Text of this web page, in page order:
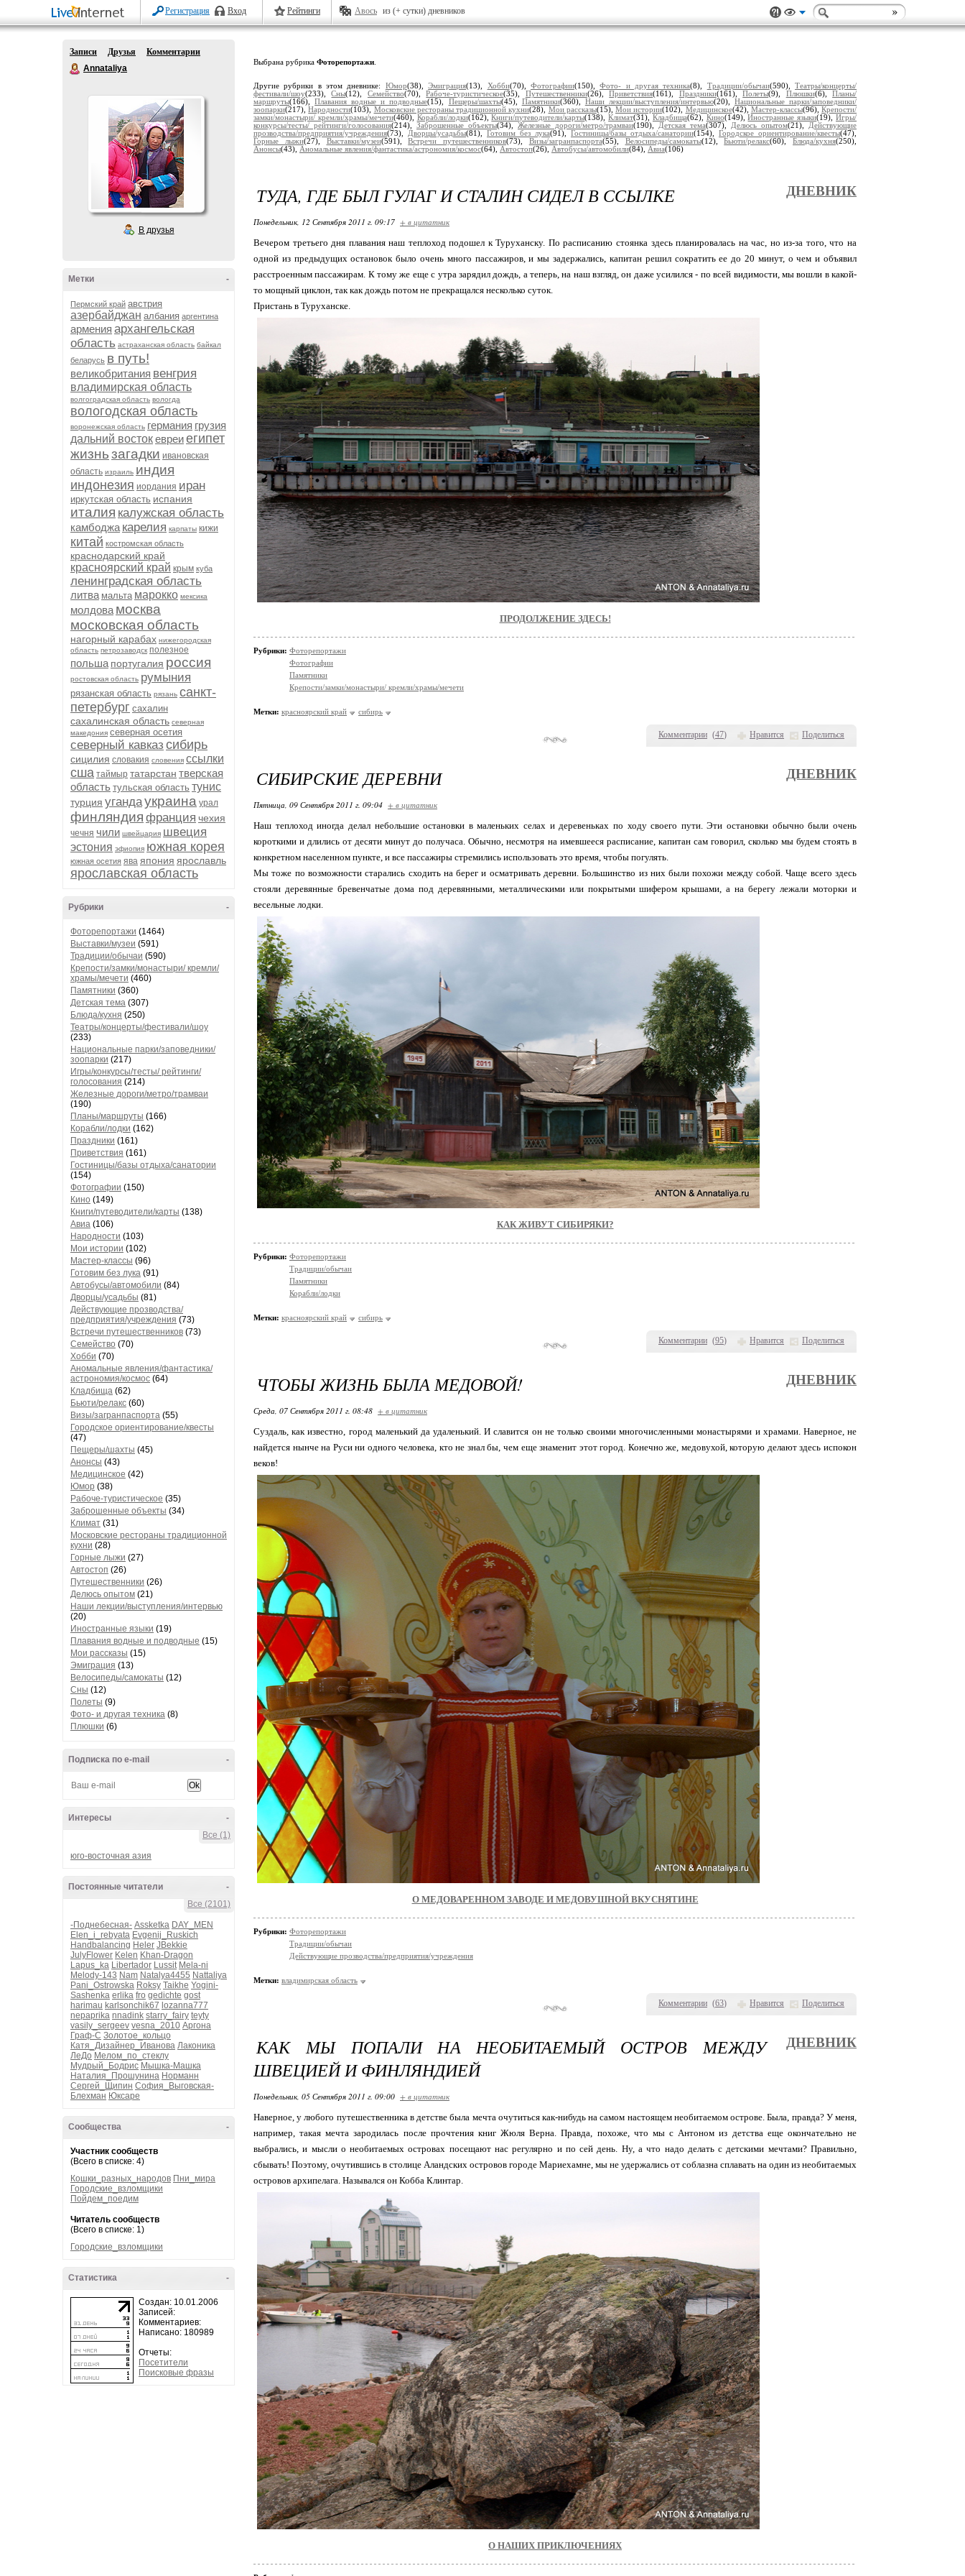
Регистрация Вход Рейтинги Авось из (+ сутки) дневников
Записи Друзья
Комментарии
Annataliya
В друзья
-
Метки
Пермский край австрия
азербайджан албания аргентина
армения архангельская
область астраханская область байкал
беларусь в путь!
великобритания венгрия
владимирская область
волгоградская область вологда
вологодская область
воронежская область германия грузия
дальний востокевреиегипет
жизньзагадки ивановская
область израиль индия
индонезия иордания иран
иркутская область испания
италия калужская область
камбоджа карелия карпаты кижи
китай костромская область
краснодарский край
красноярский край крым куба
ленинградская область
литва мальта марокко мексика
молдова москва
московская область
нагорный карабах нижегородская
область петрозаводск полезное
польша португалия россия
ростовская область румыния
рязанская область рязань санкт-
петербург сахалин
сахалинская область северная
македония северная осетия
северный кавказ сибирь
сицилия словакия словения ссылки
сша таймыр татарстан тверская
область тульская область тунис
турция угандаукраина урал
финляндия франция чехия
чечня чили швейцария швеция
эстония эфиопия южная корея
южная осетия ява япония ярославль
ярославская область
-
Рубрики
Фоторепортажи (1464)
Выставки/музеи (591)
Традиции/обычаи (590)
Крепости/замки/монастыри/ кремли/
храмы/мечети (460)
Памятники (360)
Детская тема (307)
Блюда/кухня (250)
Театры/концерты/фестивали/шоу
(233)
Национальные парки/заповедники/
зоопарки (217)
Игры/конкурсы/тесты/ рейтинги/
голосования (214)
Железные дороги/метро/трамваи
(190)
Планы/маршруты (166)
Корабли/лодки (162)
Праздники (161)
Приветствия (161)
Гостиницы/базы отдыха/санатории
(154)
Фотографии (150)
Кино (149)
Книги/путеводители/карты (138)
Авиа (106)
Народности (103)
Мои истории (102)
Мастер-классы (96)
Готовим без лука (91)
Автобусы/автомобили (84)
Дворцы/усадьбы (81)
Действующие прозводства/
предприятия/учреждения (73)
Встречи путешественников (73)
Семейство (70)
Хобби (70)
Аномальные явления/фантастика/
астрономия/космос (64)
Кладбища (62)
Бьюти/релакс (60)
Визы/загранпаспорта (55)
Городское ориентирование/квесты
(47)
Пещеры/шахты (45)
Анонсы (43)
Медицинское (42)
Юмор (38)
Рабоче-туристическое (35)
Заброшенные объекты (34)
Климат (31)
Московские рестораны традиционной
кухни (28)
Горные лыжи (27)
Автостоп (26)
Путешественники (26)
Делюсь опытом (21)
Наши лекции/выступления/интервью
(20)
Иностранные языки (19)
Плавания водные и подводные (15)
Мои рассказы (15)
Эмиграция (13)
Велосипеды/самокаты (12)
Сны (12)
Полеты (9)
Фото- и другая техника (8)
Плюшки (6)
-
Подписка по e-mail
-
Интересы
Все (1)
юго-восточная азия
-
Постоянные читатели
Все (2101)
-Поднебесная- Assketka DAY_MEN
Elen_i_rebyata Evgenij_Ruskich
Handbalancing Heler JBekkie
JulyFlower Kelen Khan-Dragon
Lapus_ka Libertador Lussit Mela-ni
Melody-143 Nam Natalya4455 Nattaliya
Pani_Ostrowska Roksy Taikhe Yogini-
Sashenka erlika fro gedichte gost
harimau karlsonchik67 lozanna777
nepaprika nnadink starry_fairy teyty
vasily_sergeev vesna_2010 Аргона
Граф-С Золотое_кольцо
Катя_Дизайнер_Иванова Лаконика
ЛеДо Мелом_по_стеклу
Мудрый_Бодрис Мышка-Машка
Наталия_Прошунина Норманн
Сергей_Щипин София_Выговская-
Блехман Юксаре
-
Сообщества
Участник сообществ
(Всего в списке: 4)
Кошки_разных_народов Пни_мира
Городские_взломщики
Пойдем_поедим
Читатель сообществ
(Всего в списке: 1)
Городские_взломщики
-
Статистика
Создан: 10.01.2006
Записей:
Комментариев:
Написано: 180989
Отчеты:
Посетители
Поисковые фразы
Выбрана рубрика Фоторепортажи
Другие рубрики в этом дневнике: Юмор(38),Эмиграция(13), Хобби(70), Фотографии(150),Фото- и другая техника(8), Традиции/обычаи(590),Театры/концерты/
фестивали/шоу(233),Сны(12), Семейство(70),Рабоче-туристическое(35), Путешественники(26),Приветствия(161), Праздники(161),Полеты(9), Плюшки(6),Планы/
маршруты(166),Плавания водные и подводные(15), Пещеры/шахты(45), Памятники(360), Наши лекции/выступления/интервью(20), Национальные парки/заповедники/
зоопарки(217),Народности(103), Московские рестораны традиционной кухни(28), Мои рассказы(15), Мои истории(102), Медицинское(42), Мастер-классы(96), Крепости/
замки/монастыри/ кремли/храмы/мечети(460), Корабли/лодки(162),Книги/путеводители/карты(138),Климат(31), Кладбища(62), Кино(149),Иностранные языки(19),Игры/
конкурсы/тесты/ рейтинги/голосования(214), Заброшенные объекты(34), Железные дороги/метро/трамваи(190), Детская тема(307), Делюсь опытом(21), Действующие
прозводства/предприятия/учреждения(73), Дворцы/усадьбы(81), Готовим без лука(91), Гостиницы/базы отдыха/санатории(154), Городское ориентирование/квесты(47),
Горные лыжи(27), Выставки/музеи(591),Встречи путешественников(73), Визы/загранпаспорта(55), Велосипеды/самокаты(12),Бьюти/релакс(60), Блюда/кухня(250),
Анонсы(43), Аномальные явления/фантастика/астрономия/космос(64), Автостоп(26), Автобусы/автомобили(84), Авиа(106)
Комментарии (47) Нравится Поделиться
ТУДА, ГДЕ БЫЛ ГУЛАГ И СТАЛИН СИДЕЛ В ССЫЛКЕ ДНЕВНИК
Понедельник, 12 Сентября 2011 г. 09:17 + в цитатник
Вечером третьего дня плавания наш теплоход подошел к Туруханску. По расписанию стоянка здесь планировалась на час, но из-за того, что на
одной из предыдущих остановок было очень много пассажиров, и мы задержались, капитан решил сократить ее до 20 минут, о чем и объявил
расстроенным пассажирам. К тому же еще с утра зарядил дождь, а теперь, на наш взгляд, он даже усилился - по всей видимости, мы вошли в какой-
то мощный циклон, так как дождь потом не прекращался несколько суток.
Пристань в Туруханске.
ПРОДОЛЖЕНИЕ ЗДЕСЬ!
Рубрики: Фоторепортажи
Фотографии
Памятники
Крепости/замки/монастыри/ кремли/храмы/мечети
Метки: красноярский край сибирь
Комментарии (95) Нравится Поделиться
СИБИРСКИЕ ДЕРЕВНИ ДНЕВНИК
Пятница, 09 Сентября 2011 г. 09:04 + в цитатник
Наш теплоход иногда делал небольшие остановки в маленьких селах и деревеньках по ходу своего пути. Эти остановки обычно были очень
короткими и длились от десяти минут до получаса. Обычно, несмотря на имевшееся расписание, капитан сам говорил, сколько мы будем стоять в
конкретном населенном пункте, и все пассажиры стремились использовать это время, чтобы погулять.
Мы тоже по возможности старались сходить на берег и осматривать деревни. Большинство из них были похожи между собой. Чаще всего здесь
стояли деревянные бревенчатые дома под деревянными, металлическими или покрытыми шифером крышами, а на берегу лежали моторки и
весельные лодки.
КАК ЖИВУТ СИБИРЯКИ?
Рубрики: Фоторепортажи
Традиции/обычаи
Памятники
Корабли/лодки
Метки: красноярский край сибирь
Комментарии (63) Нравится Поделиться
ЧТОБЫ ЖИЗНЬ БЫЛА МЕДОВОЙ! ДНЕВНИК
Среда, 07 Сентября 2011 г. 08:48 + в цитатник
Суздаль, как известно, город маленький да удаленький. И славится он не только своими многочисленными монастырями и храмами. Наверное, не
найдется нынче на Руси ни одного человека, кто не знал бы, чем еще знаменит этот город. Конечно же, медовухой, которую делают здесь испокон
веков!
О МЕДОВАРЕННОМ ЗАВОДЕ И МЕДОВУШНОЙ ВКУСНЯТИНЕ
Рубрики: Фоторепортажи
Традиции/обычаи
Действующие прозводства/предприятия/учреждения
Метки: владимирская область
КАК МЫ ПОПАЛИ НА НЕОБИТАЕМЫЙ ОСТРОВ МЕЖДУ
ШВЕЦИЕЙ И ФИНЛЯНДИЕЙ
ДНЕВНИК
Понедельник, 05 Сентября 2011 г. 09:00 + в цитатник
Наверное, у любого путешественника в детстве была мечта очутиться как-нибудь на самом настоящем необитаемом острове. Была, правда? У меня,
например, такая мечта зародилась после прочтения книг Жюля Верна. Правда, похоже, что мы с Антоном из детства еще окончательно не
выбрались, и мысли о необитаемых островах посещают нас регулярно и по сей день. Ну, а что надо делать с детскими мечтами? Правильно,
сбывать! Поэтому, очутившись в столице Аландских островов городе Мариехамне, мы не удержались от соблазна сплавать на один из необитаемых
островов архипелага. Назывался он Кобба Клинтар.
О НАШИХ ПРИКЛЮЧЕНИЯХ